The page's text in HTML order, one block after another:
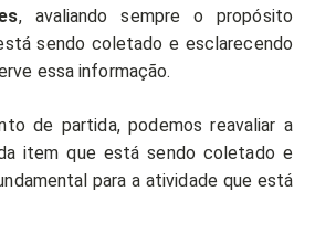
, avaliando sempre o propósito
sendo coletado e esclarecendo
essa informação.
de partida, podemos reavaliar a
item que está sendo coletado e
para a atividade que está